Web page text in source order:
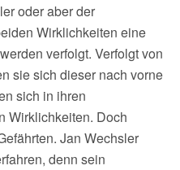
oder aber der
Wirklichkeiten eine
verfolgt. Verfolgt von
sie sich dieser nach vorne
sich in ihren
Wirklichkeiten. Doch
Jan Wechsler
denn sein